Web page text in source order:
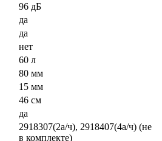
96 дБ
да
да
нет
60 л
80 мм
15 мм
46 см
да
2918307(2а/ч), 2918407(4а/ч) (не
в комплекте)